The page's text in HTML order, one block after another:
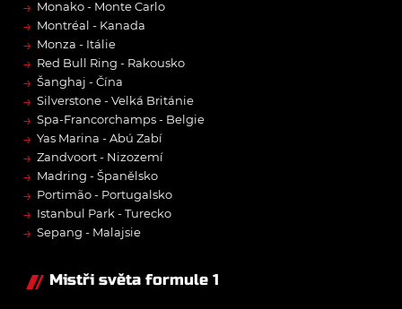
→ Monako - Monte Carlo
→ Montréal - Kanada
→ Monza - Itálie
→ Red Bull Ring - Rakousko
→ Šanghaj - Čína
→ Silverstone - Velká Británie
→ Spa-Francorchamps - Belgie
→ Yas Marina - Abú Zabí
→ Zandvoort - Nizozemí
→ Madring - Španělsko
→ Portimão - Portugalsko
→ Istanbul Park - Turecko
→ Sepang - Malajsie
Mistři světa formule 1